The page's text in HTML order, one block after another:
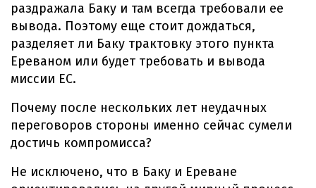
раздражала Баку и там всегда требовали ее
вывода. Поэтому еще стоит дождаться,
разделяет ли Баку трактовку этого пункта
Ереваном или будет требовать и вывода
миссии ЕС.
Почему после нескольких лет неудачных
переговоров стороны именно сейчас сумели
достичь компромисса?
Не исключено, что в Баку и Ереване